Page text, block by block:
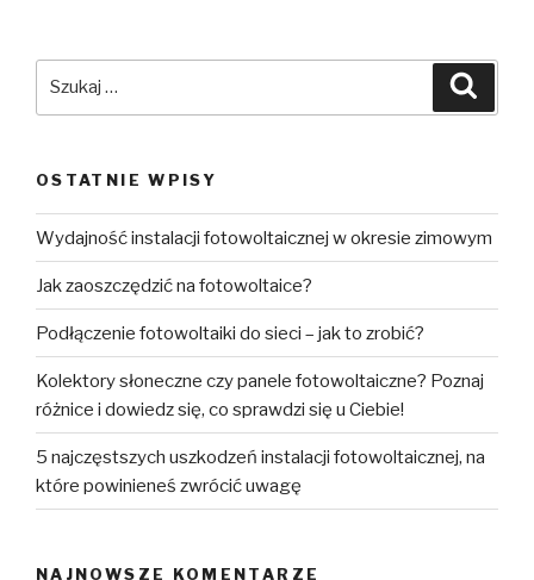
OSTATNIE WPISY
Wydajność instalacji fotowoltaicznej w okresie zimowym
Jak zaoszczędzić na fotowoltaice?
Podłączenie fotowoltaiki do sieci – jak to zrobić?
Kolektory słoneczne czy panele fotowoltaiczne? Poznaj
różnice i dowiedz się, co sprawdzi się u Ciebie!
5 najczęstszych uszkodzeń instalacji fotowoltaicznej, na
które powinieneś zwrócić uwagę
NAJNOWSZE KOMENTARZE